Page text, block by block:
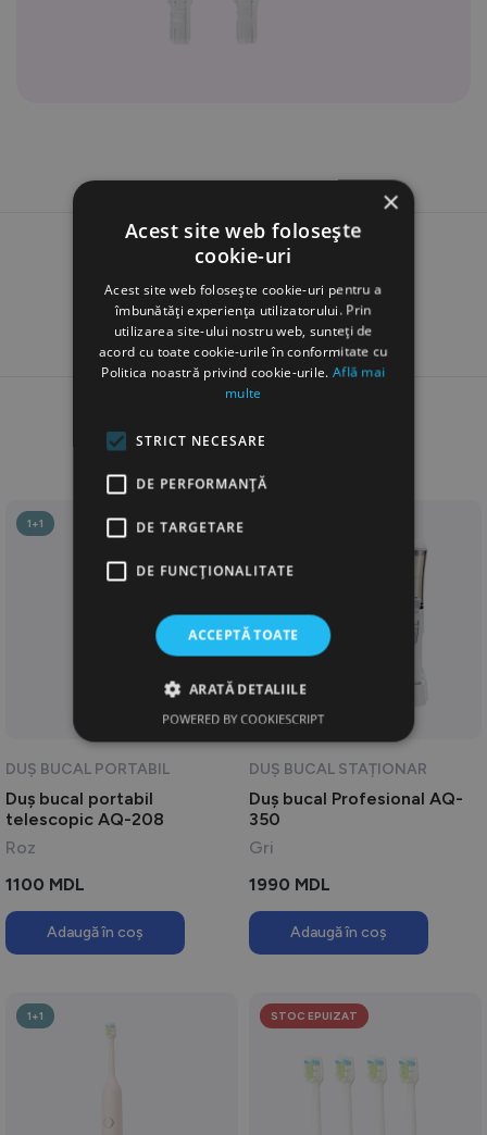
Produse similare
1+1
DUȘ BUCAL PORTABIL
Duș bucal portabil
telescopic AQ-208
Roz
1100 MDL
Adaugă în coș
DUȘ BUCAL STAȚIONAR
Duș bucal Profesional AQ-
350
Gri
1990 MDL
Adaugă în coș
1+1 STOC EPUIZAT
×
Acest site web folosește
cookie-uri
Acest site web folosește cookie-uri pentru a
îmbunătăți experiența utilizatorului. Prin
utilizarea site-ului nostru web, sunteți de
acord cu toate cookie-urile în conformitate cu
Politica noastră privind cookie-urile.Află mai
multe
STRICT NECESARE
DE PERFORMANȚĂ
DE TARGETARE
DE FUNCŢIONALITATE
ACCEPTĂ TOATE
ARATĂ DETALIILE
POWERED BY COOKIESCRIPT